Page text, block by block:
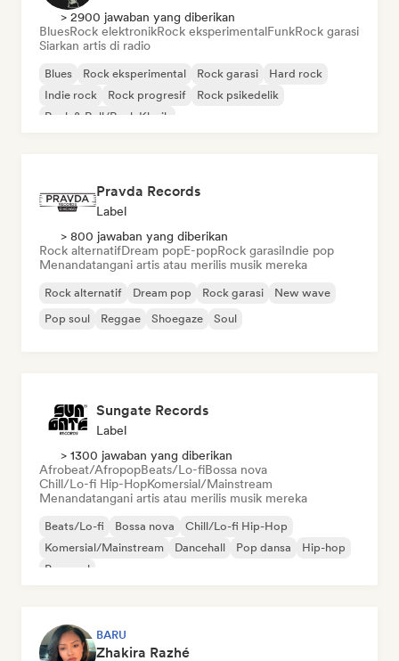
> 2900 jawaban yang diberikan
BluesRock elektronikRock eksperimentalFunkRock garasi
Siarkan artis di radio
Blues Rock eksperimental Rock garasi
Hard rock
Indie rock
Rock progresif
Rock psikedelik
Rock & Roll/Rock Klasik
Pravda Records
Label
> 800 jawaban yang diberikan
Rock alternatifDream popE-popRock garasiIndie pop
Menandatangani artis atau merilis musik mereka
Rock alternatif Dream pop Rock garasi
New wave
Pop soul
Reggae Shoegaze Soul
Sungate Records
Label
> 1300 jawaban yang diberikan
Afrobeat/AfropopBeats/Lo-fiBossa nova
Chill/Lo-fi Hip-HopKomersial/Mainstream
Menandatangani artis atau merilis musik mereka
Beats/Lo-fi Bossa nova
Chill/Lo-fi Hip-Hop
Komersial/Mainstream
Dancehall Pop dansa
Hip-hop
Pop soul
BARU
Zhakira Razhé